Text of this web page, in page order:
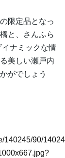
限定品となっ
と、さんふら
ナミックな情
美しい瀬戸内
がでしょう
140245/90/